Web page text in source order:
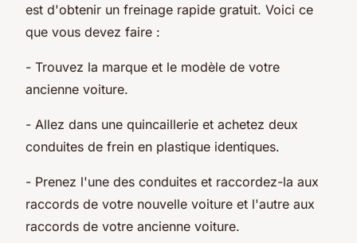
est d'obtenir un freinage rapide gratuit. Voici ce
que vous devez faire :
- Trouvez la marque et le modèle de votre
ancienne voiture.
- Allez dans une quincaillerie et achetez deux
conduites de frein en plastique identiques.
- Prenez l'une des conduites et raccordez-la aux
raccords de votre nouvelle voiture et l'autre aux
raccords de votre ancienne voiture.